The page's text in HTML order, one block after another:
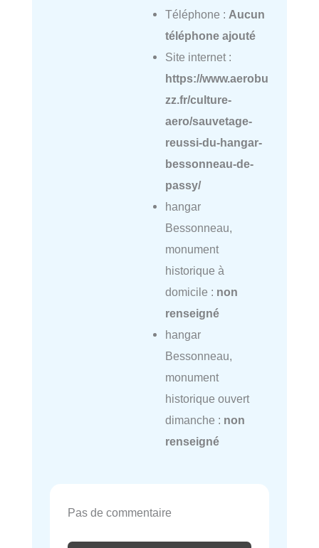
Téléphone : Aucun
téléphone ajouté
Site internet :
https://www.aerobu
zz.fr/culture-
aero/sauvetage-
reussi-du-hangar-
bessonneau-de-
passy/
hangar
Bessonneau,
monument
historique à
domicile : non
renseigné
hangar
Bessonneau,
monument
historique ouvert
dimanche : non
renseigné
Pas de commentaire